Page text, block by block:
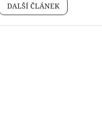
DALŠÍ ČLÁNEK